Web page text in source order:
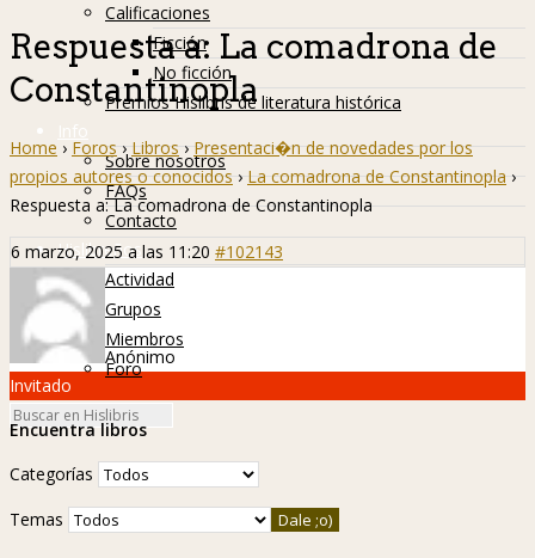
Calificaciones
Ficción
No ficción
Premios Hislibris de literatura histórica
Info
Sobre nosotros
FAQs
Contacto
Hislibreños
Actividad
Grupos
Miembros
Foro
Respuesta a: La comadrona de
Constantinopla
Home › Foros › Libros › Presentaci�n de novedades por los
propios autores o conocidos › La comadrona de Constantinopla ›
Respuesta a: La comadrona de Constantinopla
6 marzo, 2025 a las 11:20 #102143
Anónimo
Invitado
Encuentra libros
Categorías
Temas